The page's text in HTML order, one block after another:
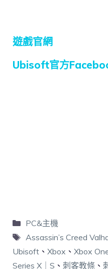
遊戲官網
Ubisoft官方
PC&主機
Assassin’s Creed
Ubisoft 、 Xbox 、 Xbox
Series X｜S 、 刺客教條 、